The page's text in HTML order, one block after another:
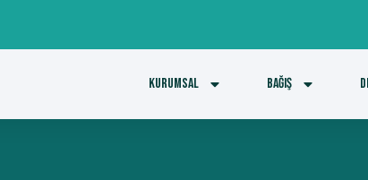
Kurumsal Bağış